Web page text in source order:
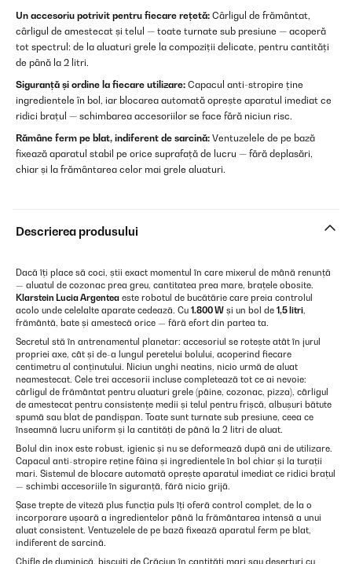
Un accesoriu potrivit pentru fiecare rețetă: Cârligul de frământat,
cârligul de amestecat și telul — toate turnate sub presiune — acoperă
tot spectrul: de la aluaturi grele la compoziții delicate, pentru cantități
de până la 2 litri.
Siguranță și ordine la fiecare utilizare: Capacul anti-stropire ține
ingredientele în bol, iar blocarea automată oprește aparatul imediat ce
ridici brațul — schimbarea accesoriilor se face fără niciun risc.
Rămâne ferm pe blat, indiferent de sarcină: Ventuzelele de pe bază
fixează aparatul stabil pe orice suprafață de lucru — fără deplasări,
chiar și la frământarea celor mai grele aluaturi.
Descrierea produsului
Dacă îți place să coci, știi exact momentul în care mixerul de mână renunță
— aluatul de cozonac prea greu, cantitatea prea mare, brațele obosite.
Klarstein Lucia Argentea este robotul de bucătărie care preia controlul
acolo unde celelalte aparate cedează. Cu 1.800 W și un bol de 1,5 litri,
frământă, bate și amestecă orice — fără efort din partea ta.
Secretul stă în antrenamentul planetar: accesoriul se rotește atât în jurul
propriei axe, cât și de-a lungul peretelui bolului, acoperind fiecare
centimetru al conținutului. Niciun unghi neatins, nicio urmă de aluat
neamestecat. Cele trei accesorii incluse completează tot ce ai nevoie:
cârligul de frământat pentru aluaturi grele (pâine, cozonac, pizza), cârligul
de amestecat pentru consistențe medii și telul pentru frișcă, albușuri bătute
spumă sau blat de pandișpan. Toate sunt turnate sub presiune, ceea ce
înseamnă lucru uniform și la cantități de până la 2 litri de aluat.
Bolul din inox este robust, igienic și nu se deformează după ani de utilizare.
Capacul anti-stropire reține făina și ingredientele în bol chiar și la turații
mari. Sistemul de blocare automată oprește aparatul imediat ce ridici brațul
— schimbi accesoriile în siguranță, fără nicio grijă.
Șase trepte de viteză plus funcția puls îți oferă control complet, de la o
incorporare ușoară a ingredientelor până la frământarea intensă a unui
aluat consistent. Ventuzelele de pe bază fixează aparatul ferm pe blat,
indiferent de sarcină.
Chifle de duminică, biscuiți de Crăciun în cantități mari sau deserturi cu